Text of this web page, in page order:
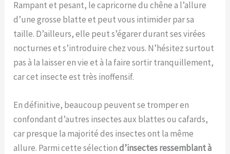
Rampant et pesant, le capricorne du chêne a l’allure
d’une grosse blatte et peut vous intimider par sa
taille. D’ailleurs, elle peut s’égarer durant ses virées
nocturnes et s’introduire chez vous. N’hésitez surtout
pas à la laisser en vie et à la faire sortir tranquillement,
car cet insecte est très inoffensif.
En définitive, beaucoup peuvent se tromper en
confondant d’autres insectes aux blattes ou cafards,
car presque la majorité des insectes ont la même
allure. Parmi cette sélectiond’insectes ressemblant à